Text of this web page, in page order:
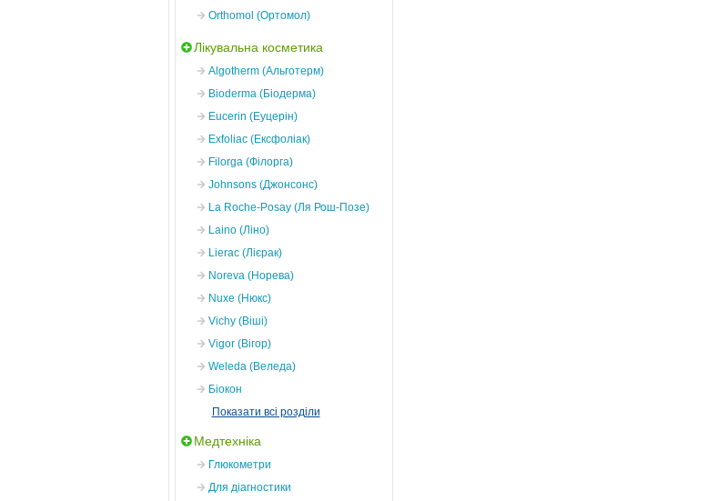
Orthomol (Ортомол)
Лікувальна косметика
Algotherm (Альготерм)
Bioderma (Біодерма)
Eucerin (Еуцерін)
Exfoliac (Ексфоліак)
Filorga (Філорга)
Johnsons (Джонсонс)
La Roche-Posay (Ля Рош-Позе)
Laino (Ліно)
Lierac (Лієрак)
Noreva (Норева)
Nuxe (Нюкс)
Vichy (Віші)
Vigor (Вігор)
Weleda (Веледа)
Біокон
Показати всі розділи
Медтехніка
Глюкометри
Для діагностики